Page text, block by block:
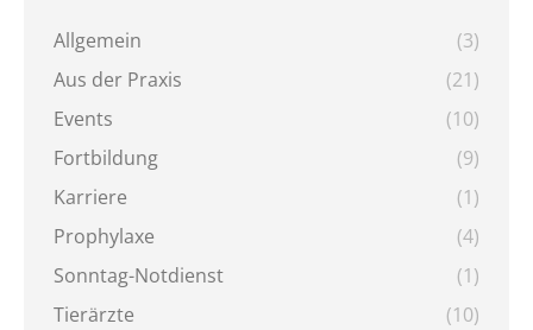
Allgemein
(3)
Aus der Praxis
(21)
Events
(10)
Fortbildung
(9)
Karriere
(1)
Prophylaxe
(4)
Sonntag-Notdienst
(1)
Tierärzte
(10)